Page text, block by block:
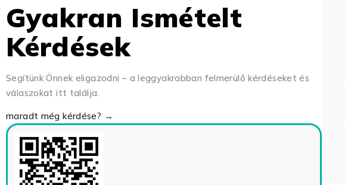
Gyakran Ismételt
Kérdések
Segítünk Önnek eligazodni – a leggyakrabban felmerülő kérdéseket és
válaszokat itt találja.
maradt még kérdése? →